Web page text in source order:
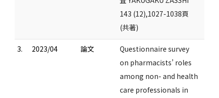
143 (12),1027-1038頁
(共著)
3. 2023/04 論文
Questionnaire survey
on pharmacists’ roles
among non- and health
care professionals in